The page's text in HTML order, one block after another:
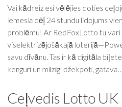
Vai kādreiz esi vēlējies doties
iemesla dēļ 24 stundu lidojums
problēmu! Ar RedFoxLotto tu vari
viselektrizējošākajā
savu dīvānu. Tas ir kā digitāla
kenguri un milzīgi džekpoti, gatava…
Ceļvedis Lotto UK